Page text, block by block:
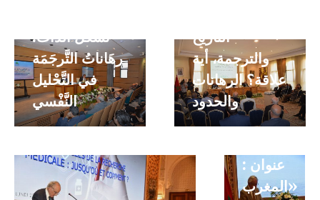
تشَكُّل الذَّات:
رهَاناتُ التَّرجَمَة
في التَّحْليل
النَّفْسي
التاريخ
والترجمة، أية
علاقة؟ الرهانات
والحدود
افتتاحية
لإنطلاقة
كرسي
الآداب
المقارنة،
عنوان :
«المغرب